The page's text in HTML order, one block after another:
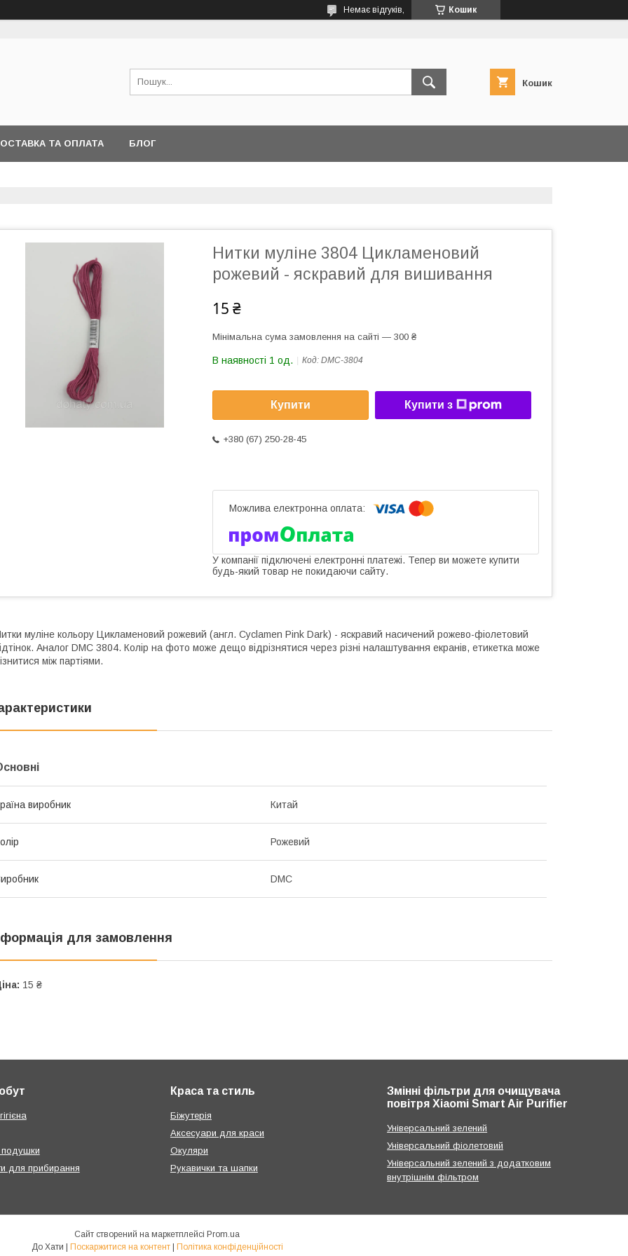
Кошик
Немає відгуків,
Кошик
ТА ОПЛАТА БЛОГ
Нитки муліне 3804 Цикламеновий
рожевий - яскравий для вишивання
15 ₴
Мінімальна сума замовлення на сайті — 300 ₴
В наявності 1 од. Код: DMC-3804
Купити Купити з
+380 (67) 250-28-45
У компанії підключені електронні платежі. Тепер ви можете купити
будь-який товар не покидаючи сайту.
муліне кольору Цикламеновий рожевий (англ. Cyclamen Pink Dark) - яскравий насичений рожево-фіолетовий
Аналог DMC 3804. Колір на фото може дещо відрізнятися через різні налаштування екранів, етикетка може
між партіями.
виробник Китай
Рожевий
DMC
для замовлення
15 ₴
для прибирання
Краса та стиль
Біжутерія
Аксесуари для краси
Окуляри
Рукавички та шапки
Змінні фільтри для очищувача
повітря Xiaomi Smart Air Purifier
Універсальний зелений
Універсальний фіолетовий
Універсальний зелений з додатковим
внутрішнім фільтром
Сайт створений на маркетплейсі Prom.ua
Поскаржитися на контент Політика конфіденційності